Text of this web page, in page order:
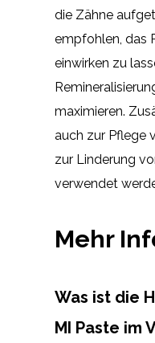
die Zähne
empfohlen, das
einwirken zu
maximieren.
auch zur Pflege
zur Linderung
verwendet
Mehr
Was ist die
MI Paste im